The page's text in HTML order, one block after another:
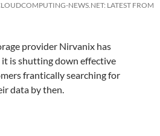
NEWS.NET: LATEST FROM
provider Nirvanix has
is shutting down effective
frantically searching for
data by then.